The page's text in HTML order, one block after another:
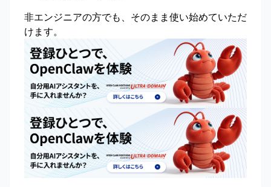
非エンジニアの方でも、そのまま使い始めていただ
けます。